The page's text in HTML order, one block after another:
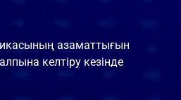
азаматтығын
келтіру кезінде